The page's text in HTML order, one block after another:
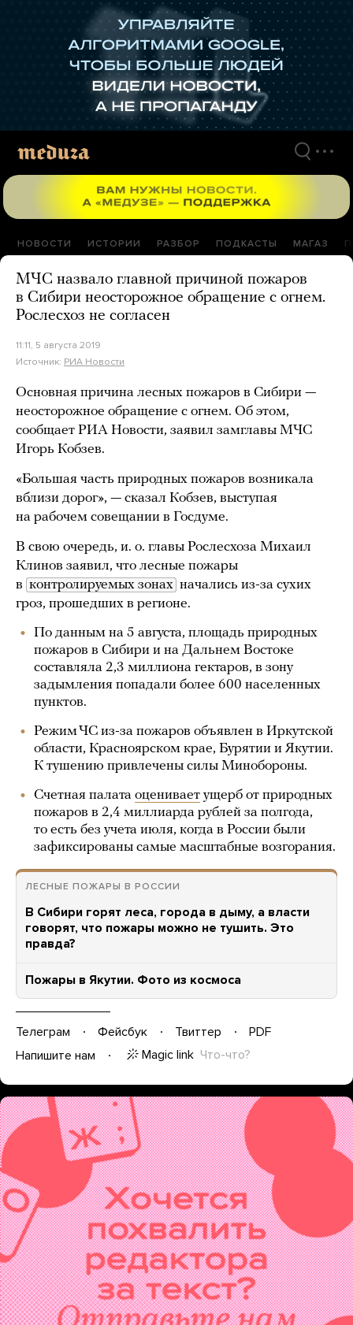
НОВОСТИ ИСТОРИИ РАЗБОР ПОДКАСТЫ МАГАЗ
МЧС назвало главной причиной пожаров
в Сибири неосторожное обращение с огнем.
Рослесхоз не согласен
11:11, 5 августа 2019
Источник: РИА Новости
Основная причина лесных пожаров в Сибири —
неосторожное обращение с огнем. Об этом,
сообщает РИА Новости, заявил замглавы МЧС
Игорь Кобзев.
«Большая часть природных пожаров возникала
вблизи дорог», — сказал Кобзев, выступая
на рабочем совещании в Госдуме.
В свою очередь, и. о. главы Рослесхоза Михаил
Клинов заявил, что лесные пожары
в контролируемых зонах начались из-за сухих
гроз, прошедших в регионе.
По данным на 5 августа, площадь природных
пожаров в Сибири и на Дальнем Востоке
составляла 2,3 миллиона гектаров, в зону
задымления попадали более 600 населенных
пунктов.
Режим ЧС из-за пожаров объявлен в Иркутской
области, Красноярском крае, Бурятии и Якутии.
К тушению привлечены силы Минобороны.
Счетная палата оценивает ущерб от природных
пожаров в 2,4 миллиарда рублей за полгода,
то есть без учета июля, когда в России были
зафиксированы самые масштабные возгорания.
ЛЕСНЫЕ ПОЖАРЫ В РОССИИ
В Сибири горят леса, города в дыму, а власти
говорят, что пожары можно не тушить. Это
правда?
Пожары в Якутии. Фото из космоса
Телеграм Фейсбук Твиттер
PDF
Напишите нам
Magic link Что-что?